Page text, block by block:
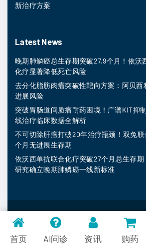
新治疗方案
Latest News
晚期肺鳞癌总生存期突破27.9个月！依沃
化疗显著降低死亡风险
去分化脂肪肉瘤突破性靶向方案：阿贝西
进展风险
突破胃肠道间质瘤耐药困境！广谱KIT抑
线治疗临床数据全解析
不可切除肝癌打破20年治疗瓶颈！双免联
个月无进展生存期
依沃西单抗联合化疗突破27个月总生存期
研究确立晚期肺鳞癌一线新标准
MedFind © 2026
首页 AI问诊 资讯 购药